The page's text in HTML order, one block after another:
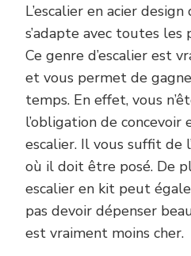
L’escalier en acier
s’adapte avec toutes les
Ce genre d’escalier est
et vous permet de
temps. En effet, vous
l’obligation de
escalier. Il vous suffit de
où il doit être posé. De
escalier en kit peut
pas devoir dépenser
est vraiment moins cher.